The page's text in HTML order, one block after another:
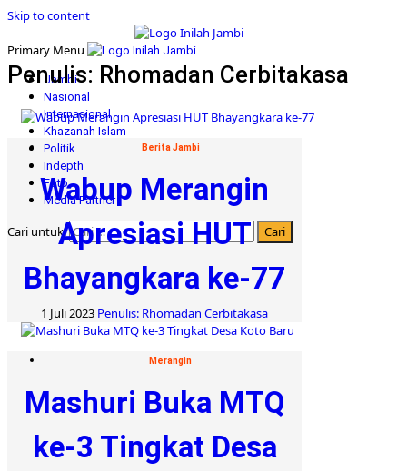
Skip to content
Primary Menu
Jambi
Nasional
Internasional
Khazanah Islam
Politik
Indepth
Foto
Media Partner
Cari untuk:
Penulis: Rhomadan Cerbitakasa
Berita Jambi
Wabup Merangin
Apresiasi HUT
Bhayangkara ke-77
1 Juli 2023 Penulis: Rhomadan Cerbitakasa
Merangin
Mashuri Buka MTQ
ke-3 Tingkat Desa